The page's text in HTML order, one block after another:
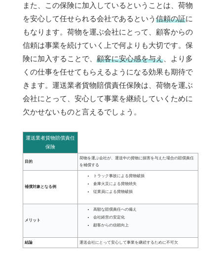
また、この保険に加入しているということは、荷物
を安心して任せられる会社であるという 信頼の証に
もなります。荷物を運ぶ会社にとって、顧客からの
信頼は事業を続けていく上で何よりも大切です。保
険に加入することで、 顧客に安心感を与え 、より多
くの仕事を任せてもらえるようになる効果も期待で
きます。運送業者貨物賠償責任保険は、荷物を運ぶ
会社にとって、安心して事業を継続していくために
欠かせないものと言えるでしょう。
運送業者貨物賠償責任
保険
目的
荷物を運ぶ会社が、運送中の貨物に損害を与えた場合の賠償責任
を補償する
補償対象となる例
トラック事故による貨物破損
倉庫火災による貨物焼失
従業員による貨物破損
メリット
高額な賠償責任への備え
会社経営の安定化
顧客からの信頼向上
結論 運送会社にとって安心して事業を継続するために不可欠